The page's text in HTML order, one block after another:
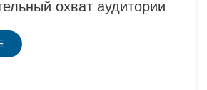
охват аудитории